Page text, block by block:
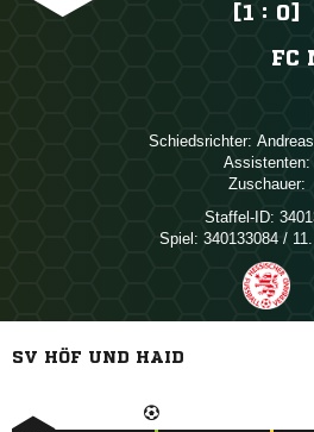
[1 : 0]
FC
Schiedsrichter:
Assistenten:
Zuschauer:
Staffel-ID:
Spiel: 340133084 /
SV HÖF UND HAID